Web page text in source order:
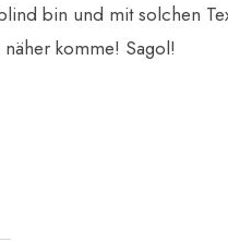
bin und mit solchen
komme! Sagol!